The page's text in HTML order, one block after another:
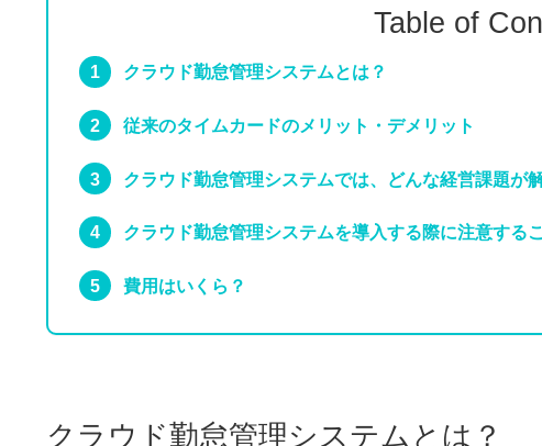
Table of
クラウド勤怠管理システムとは？
従来のタイムカードのメリット・デメリット
クラウド勤怠管理システムでは、どんな経営課題が
クラウド勤怠管理システムを導入する際に注意する
費用はいくら？
クラウド勤怠管理システムとは？